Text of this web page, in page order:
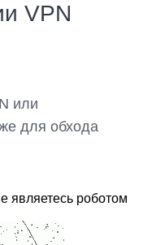
VPN
или
для обхода
являетесь роботом